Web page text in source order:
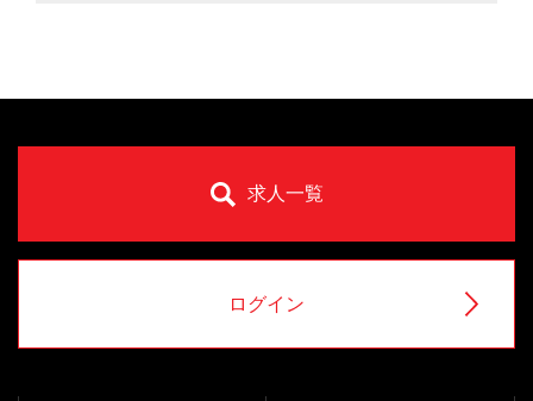
求人一覧
ログイン